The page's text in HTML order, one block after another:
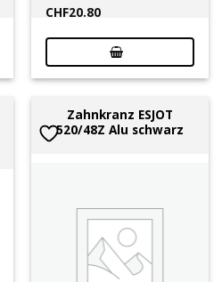
CHF20.80
Zahnkranz ESJOT
520/48Z Alu schwarz